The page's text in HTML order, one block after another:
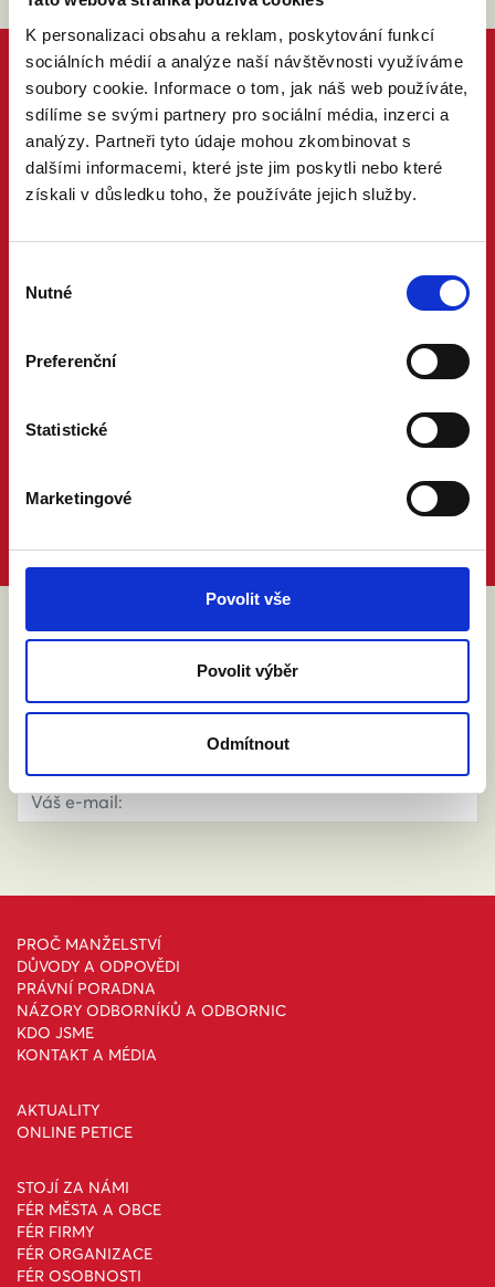
K personalizaci obsahu a reklam, poskytování funkcí
sociálních médií a analýze naší návštěvnosti využíváme
soubory cookie. Informace o tom, jak náš web používáte,
sdílíme se svými partnery pro sociální média, inzerci a
analýzy. Partneři tyto údaje mohou zkombinovat s
dalšími informacemi, které jste jim poskytli nebo které
získali v důsledku toho, že používáte jejich služby.
souhlasu
Nutné
Preferenční
Statistické
Marketingové
Povolit vše
Povolit výběr
Odmítnout
ABY VÁM O MANŽELSTVÍ NIC
NEUNIKLO
PROČ MANŽELSTVÍ
DŮVODY A ODPOVĚDI
PRÁVNÍ PORADNA
NÁZORY ODBORNÍKŮ A ODBORNIC
KDO JSME
KONTAKT A MÉDIA
AKTUALITY
ONLINE PETICE
STOJÍ ZA NÁMI
FÉR MĚSTA A OBCE
FÉR FIRMY
FÉR ORGANIZACE
FÉR OSOBNOSTI